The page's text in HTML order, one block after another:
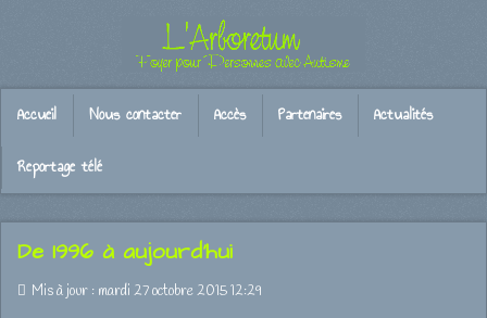
Accueil Nous contacter Accès Partenaires Actualités
Reportage télé
De 1996 à aujourd'hui
Mis à jour : mardi 27 octobre 2015 12:29